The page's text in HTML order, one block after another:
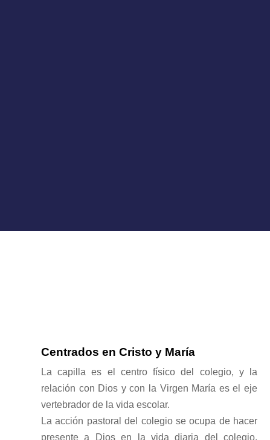
Centrados en Cristo y María
La capilla es el centro físico del colegio, y la
relación con Dios y con la Virgen María es el eje
vertebrador de la vida escolar.
La acción pastoral del colegio se ocupa de hacer
presente a Dios en la vida diaria del colegio,